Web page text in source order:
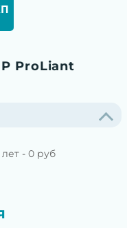
ProLiant
- 0 руб